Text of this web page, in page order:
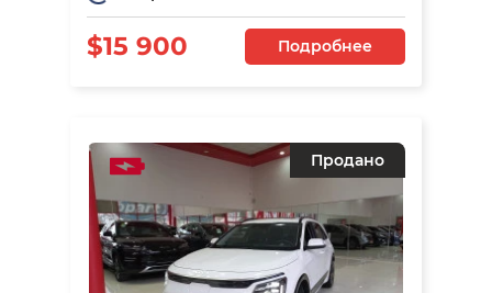
$15 900 Подробнее
Продано